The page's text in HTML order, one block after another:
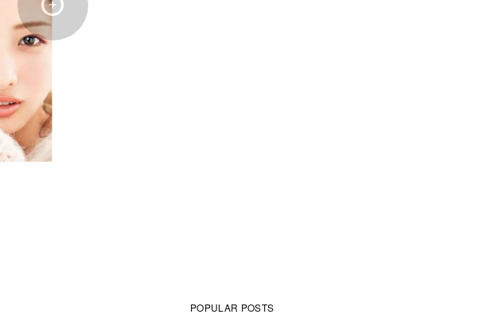
POPULAR POSTS